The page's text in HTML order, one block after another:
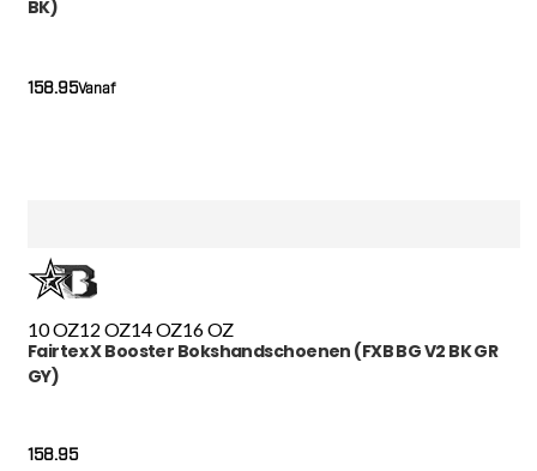
BK)
Vanaf
158.95
10 OZ12 OZ14 OZ16 OZ
Fairtex X Booster Bokshandschoenen (FXB BG V2 BK GR
GY)
158.95